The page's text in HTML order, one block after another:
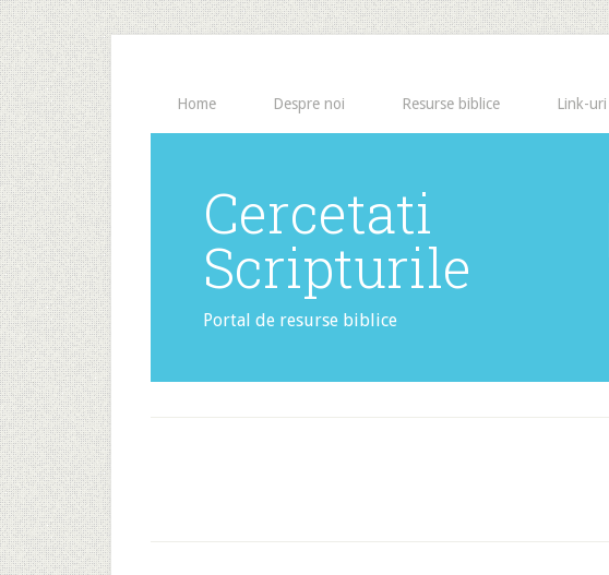
Home Despre noi Resurse biblice Link-uri
Cercetati
Scripturile
Portal de resurse biblice